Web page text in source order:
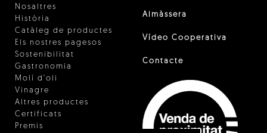
Nosaltres
Història
Catàleg de productes
Els nostres pagesos
Sostenibilitat
Gastronomia
Molí d'oli
Vinagre
Altres productes
Certificats
Premis
Almàssera
Vídeo Cooperativa
Contacte